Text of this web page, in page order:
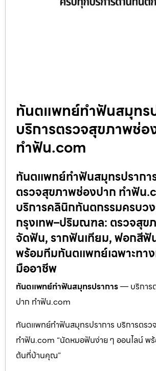
ทันตแพทย์ทำฟันสมุทร
บริการตรวจสุขภาพช่อ
ทำฟัน.com
ทันตแพทย์ทำฟันสมุทรปรากา
ตรวจสุขภาพช่องปาก ทำฟัน
บริการคลินิกทันตกรรมครบวง
กรุงเทพ–ปริมณฑล: ตรวจสุข
จัดฟัน, รากฟันเทียม, ฟอกสี
พร้อมทีมทันตแพทย์เฉพาะทา
มืออาชีพ
ทันตแพทย์ทำฟันสมุทรปราการ— บริการ
ปาก ทำฟัน.com
ทันตแพทย์ทำฟันสมุทรปราการ บริการตรว
ทำฟัน.com “นัดหมอฟันง่าย ๆ ออนไลน์ พ
ต้นที่บ้านคุณ”